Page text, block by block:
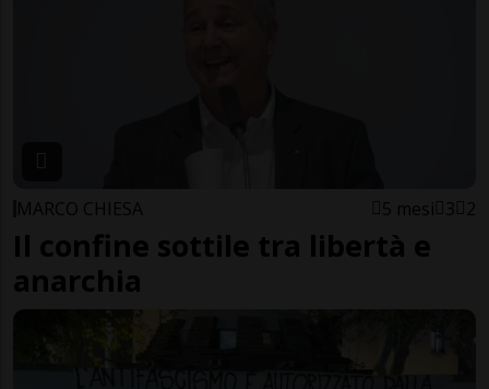
MARCO CHIESA 5 mesi 3 2
Il confine sottile tra libertà e
anarchia